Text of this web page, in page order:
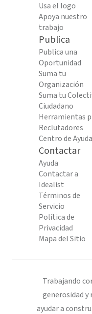
Usa el logo
Apoya nuestro
trabajo
Publica
Publica una
Oportunidad
Suma tu
Organización
Suma tu
Ciudadano
Herramientas
Reclutadores
Centro de Ayuda
Contactar
Ayuda
Contactar a
Idealist
Términos de
Servicio
Política de
Privacidad
Mapa del Sitio
Trabajando
generosidad
ayudar a